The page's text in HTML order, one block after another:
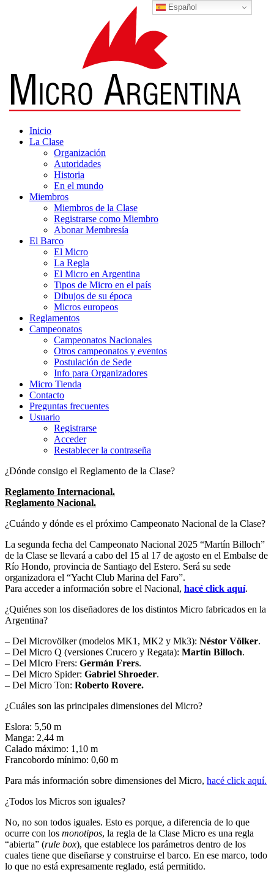
Inicio
La Clase
Organización
Autoridades
Historia
En el mundo
Miembros
Miembros de la Clase
Registrarse como Miembro
Abonar Membresía
El Barco
El Micro
La Regla
El Micro en Argentina
Tipos de Micro en el país
Dibujos de su época
Micros europeos
Reglamentos
Campeonatos
Campeonatos Nacionales
Otros campeonatos y eventos
Postulación de Sede
Info para Organizadores
Micro Tienda
Contacto
Preguntas frecuentes
Usuario
Registrarse
Acceder
Restablecer la contraseña
¿Dónde consigo el Reglamento de la Clase?
Reglamento Internacional.
Reglamento Nacional.
¿Cuándo y dónde es el próximo Campeonato Nacional de la Clase?
La segunda fecha del Campeonato Nacional 2025 “Martín Billoch”
de la Clase se llevará a cabo del 15 al 17 de agosto en el Embalse de
Río Hondo, provincia de Santiago del Estero. Será su sede
organizadora el “Yacht Club Marina del Faro”.
Para acceder a información sobre el Nacional, hacé click aquí.
¿Quiénes son los diseñadores de los distintos Micro fabricados en la
Argentina?
– Del Microvölker (modelos MK1, MK2 y Mk3): Néstor Völker.
– Del Micro Q (versiones Crucero y Regata): Martín Billoch.
– Del MIcro Frers: Germán Frers.
– Del Micro Spider: Gabriel Shroeder.
– Del Micro Ton: Roberto Rovere.
¿Cuáles son las principales dimensiones del Micro?
Eslora: 5,50 m
Manga: 2,44 m
Calado máximo: 1,10 m
Francobordo mínimo: 0,60 m
Para más información sobre dimensiones del Micro, hacé click aquí.
¿Todos los Micros son iguales?
No, no son todos iguales. Esto es porque, a diferencia de lo que
ocurre con los monotipos, la regla de la Clase Micro es una regla
“abierta” (rule box), que establece los parámetros dentro de los
cuales tiene que diseñarse y construirse el barco. En ese marco, todo
lo que no está expresamente reglado, está permitido.
Español